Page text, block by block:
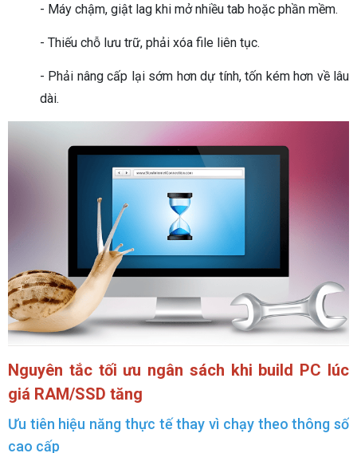
- Máy chậm, giật lag khi mở nhiều tab hoặc phần mềm.
- Thiếu chỗ lưu trữ, phải xóa file liên tục.
- Phải nâng cấp lại sớm hơn dự tính, tốn kém hơn về lâu
dài.
Nguyên tắc tối ưu ngân sách khi build PC lúc
giá RAM/SSD tăng
Ưu tiên hiệu năng thực tế thay vì chạy theo thông số
cao cấp